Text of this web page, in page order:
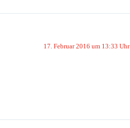
17. Februar 2016 um 13:33 Uhr